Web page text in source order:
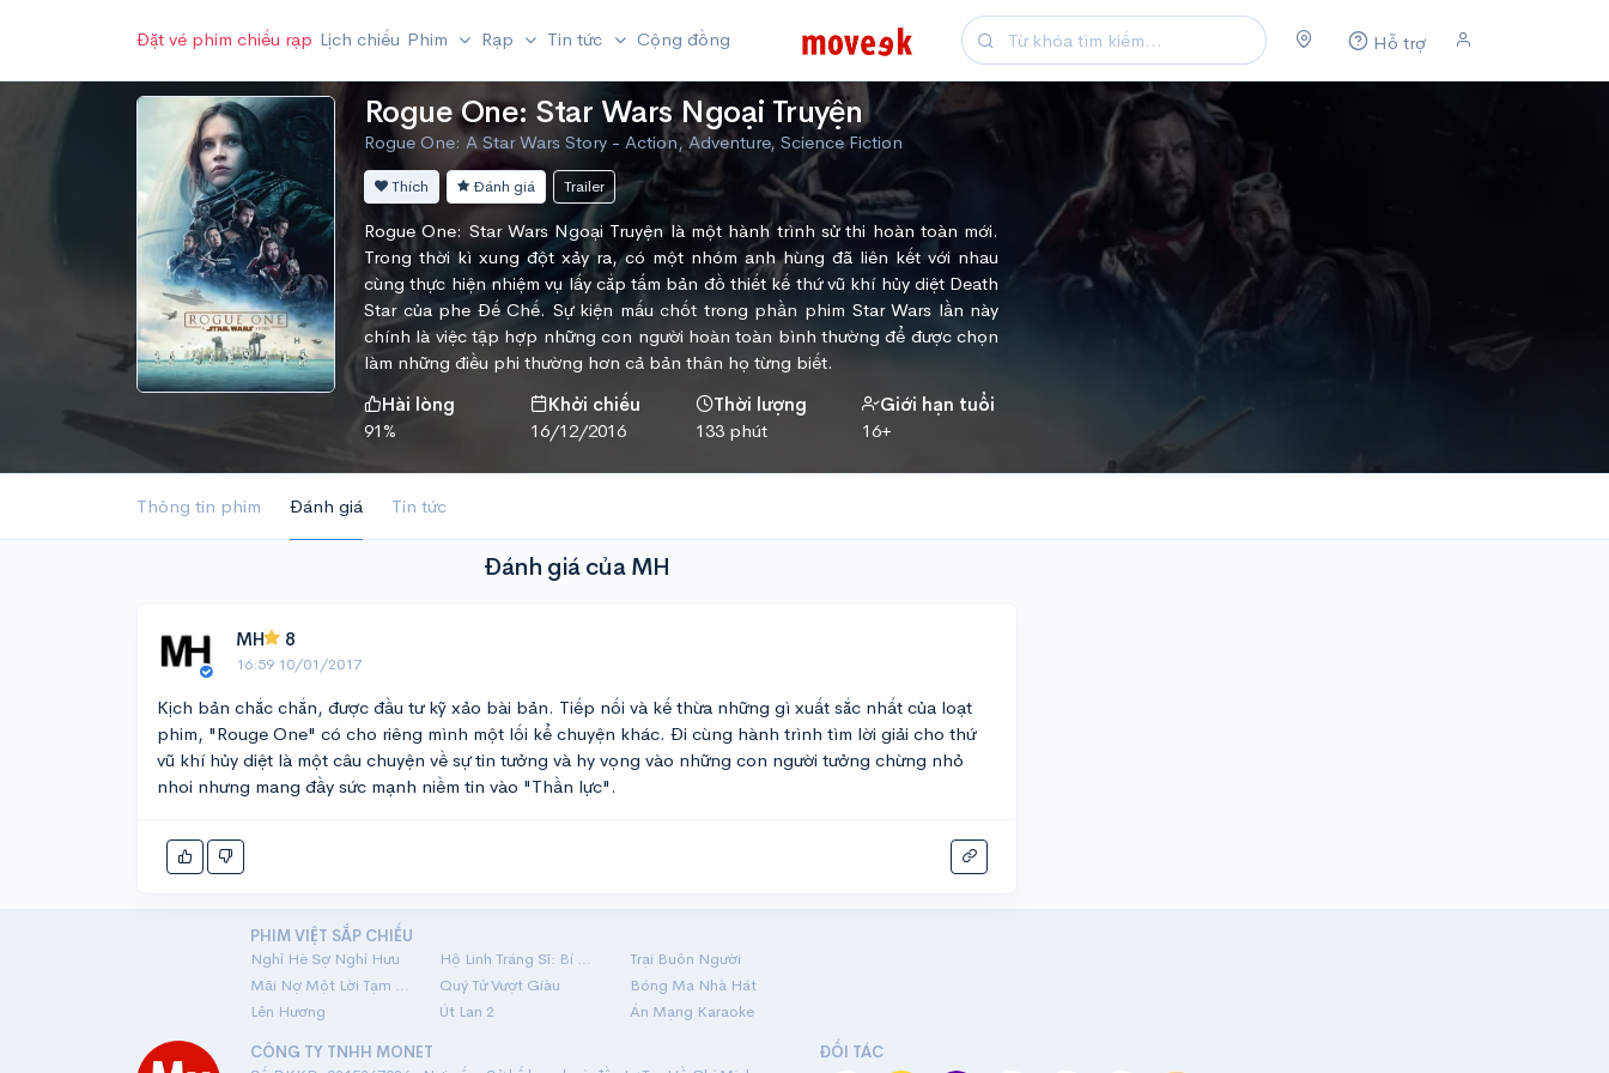
Hỗ trợ
Đặt vé phim chiếu rạp Lịch chiếu Phim Rạp Tin tức Cộng đồng
Rogue One: Star Wars Ngoại Truyện
Rogue One: A Star Wars Story - Action, Adventure, Science Fiction
Thích Đánh giá Trailer
Rogue One: Star Wars Ngoại Truyện là một hành trình sử thi hoàn toàn mới.
Trong thời kì xung đột xảy ra, có một nhóm anh hùng đã liên kết với nhau
cùng thực hiện nhiệm vụ lấy cắp tấm bản đồ thiết kế thứ vũ khí hủy diệt Death
Star của phe Đế Chế. Sự kiện mấu chốt trong phần phim Star Wars lần này
chính là việc tập hợp những con người hoàn toàn bình thường để được chọn
làm những điều phi thường hơn cả bản thân họ từng biết.
Hài lòng
91%
Khởi chiếu
16/12/2016
Thời lượng
133 phút
Giới hạn tuổi
16+
Thông tin phim Đánh giá Tin tức
Đánh giá của MH
MH 8
16:59 10/01/2017
Kịch bản chắc chắn, được đầu tư kỹ xảo bài bản. Tiếp nối và kế thừa những gì xuất sắc nhất của loạt
phim, "Rouge One" có cho riêng mình một lối kể chuyện khác. Đi cùng hành trình tìm lời giải cho thứ
vũ khí hủy diệt là một câu chuyện về sự tin tưởng và hy vọng vào những con người tưởng chừng nhỏ
nhoi nhưng mang đầy sức mạnh niềm tin vào "Thần lực".
PHIM VIỆT SẮP CHIẾU
Nghỉ Hè Sợ Nghỉ Hưu
Hộ Linh Tráng Sĩ: Bí Ẩn Mộ Vua Đinh
Trại Buôn Người
Mãi Nợ Một Lời Tạm Biệt
Quý Tử Vượt Giàu
Bóng Ma Nhà Hát
Lên Hương
Út Lan 2
Án Mạng Karaoke
CÔNG TY TNHH MONET
ĐỐI TÁC